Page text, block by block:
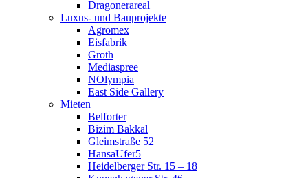
Dragonerareal
Luxus- und Bauprojekte
Agromex
Eisfabrik
Groth
Mediaspree
NOlympia
East Side Gallery
Mieten
Belforter
Bizim Bakkal
Gleimstraße 52
HansaUfer5
Heidelberger Str. 15 – 18